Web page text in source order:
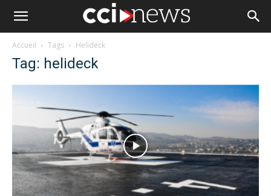
Accueil Tags Helideck
Tag: helideck